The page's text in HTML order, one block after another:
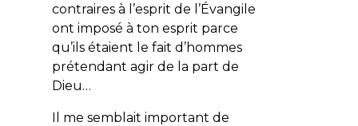
contraires à l’esprit de l’Évangile
ont imposé à ton esprit parce
qu’ils étaient le fait d’hommes
prétendant agir de la part de
Dieu…
Il me semblait important de